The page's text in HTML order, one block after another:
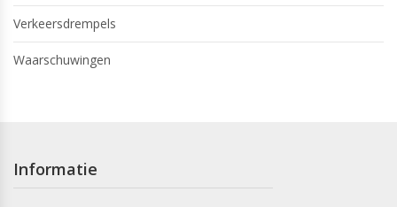
Verkeersdrempels
Waarschuwingen
Informatie